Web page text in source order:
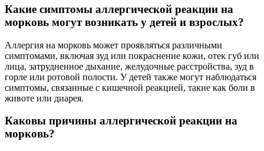
Какие симптомы аллергической реакции на
морковь могут возникать у детей и взрослых?
Аллергия на морковь может проявляться различными
симптомами, включая зуд или покраснение кожи, отек губ или
лица, затрудненное дыхание, желудочные расстройства, зуд в
горле или ротовой полости. У детей также могут наблюдаться
симптомы, связанные с кишечной реакцией, такие как боли в
животе или диарея.
Каковы причины аллергической реакции на
морковь?